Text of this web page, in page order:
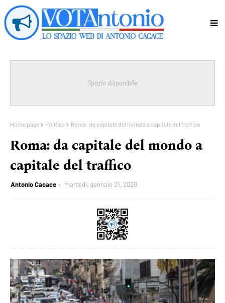
Spazio disponibile
Home page Politica Roma: da capitale del mondo a capitale del traffico
Roma: da capitale del mondo a
capitale del traffico
Antonio Cacace martedì, gennaio 21, 2020